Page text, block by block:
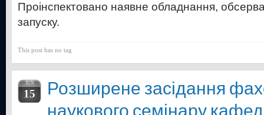
Проінспектовано наявне обладнання,
запуску.
This post has no tag
JUN
15
Розширене засідання